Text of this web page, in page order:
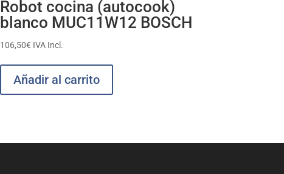
Robot cocina (autocook)
blanco MUC11W12 BOSCH
106,50€ IVA Incl.
Añadir al carrito